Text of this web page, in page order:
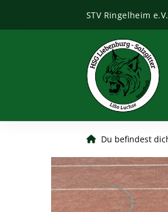
STV Ringelheim e.V.
Du befindest